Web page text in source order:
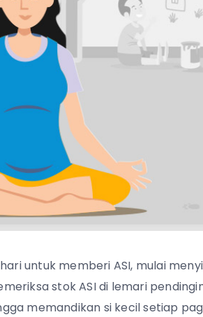
untuk memberi ASI, mulai
stok ASI di lemari
memandikan si kecil setiap